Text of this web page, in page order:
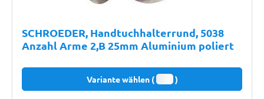
SCHROEDER, Handtuchhalterrund, 5038
Anzahl Arme 2,B 25mm Aluminium poliert
Variante wählen ( )